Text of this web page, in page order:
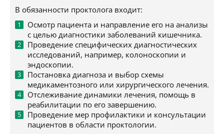
В обязанности проктолога входит:
Осмотр пациента и направление его на анализы
с целью диагностики заболеваний кишечника.
Проведение специфических диагностических
исследований, например, колоноскопии и
эндоскопии.
Постановка диагноза и выбор схемы
медикаментозного или хирургического лечения.
Отслеживание динамики лечения, помощь в
реабилитации по его завершению.
Проведение мер профилактики и консультации
пациентов в области проктологии.